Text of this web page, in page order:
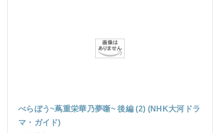
べらぼう~蔦重栄華乃夢噺~ 後編 (2) (NHK大河ドラ
マ・ガイド)